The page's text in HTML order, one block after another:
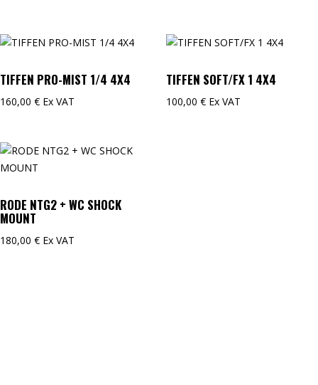
TIFFEN PRO-MIST 1/4 4X4
160,00 € Ex VAT
TIFFEN SOFT/FX 1 4X4
100,00 € Ex VAT
RODE NTG2 + WC SHOCK
MOUNT
180,00 € Ex VAT